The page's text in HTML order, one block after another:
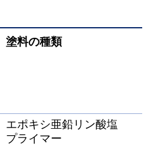
塗料の種類
エポキシ亜鉛リン酸塩
プライマー